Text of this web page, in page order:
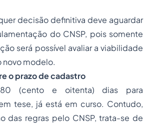
decisão definitiva deve aguardar
do CNSP, pois somente
será possível avaliar a viabilidade
novo modelo.
o prazo de cadastro
(cento e oitenta) dias para
tese, já está em curso. Contudo,
das regras pelo CNSP, trata-se de